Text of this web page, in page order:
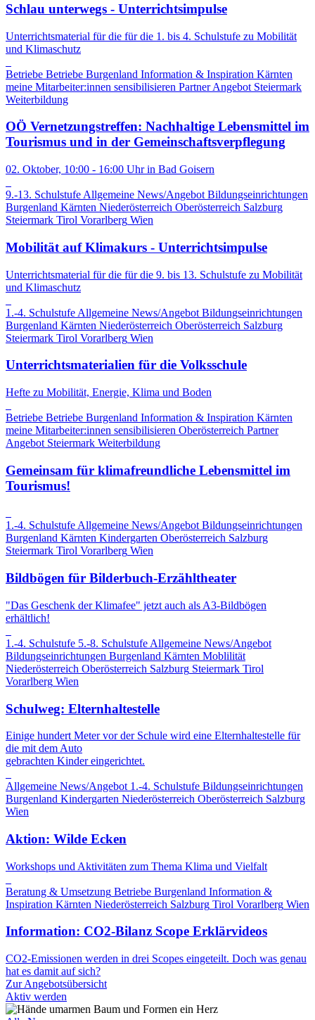
Schlau unterwegs - Unterrichtsimpulse
Unterrichtsmaterial für die für die 1. bis 4. Schulstufe zu Mobilität
und Klimaschutz
Betriebe Betriebe Burgenland Information & Inspiration Kärnten
meine Mitarbeiter:innen sensibilisieren Partner Angebot Steiermark
Weiterbildung
OÖ Vernetzungstreffen: Nachhaltige Lebensmittel im
Tourismus und in der Gemeinschaftsverpflegung
02. Oktober, 10:00 - 16:00 Uhr in Bad Goisern
9.-13. Schulstufe Allgemeine News/Angebot Bildungseinrichtungen
Burgenland Kärnten Niederösterreich Oberösterreich Salzburg
Steiermark Tirol Vorarlberg Wien
Mobilität auf Klimakurs - Unterrichtsimpulse
Unterrichtsmaterial für die für die 9. bis 13. Schulstufe zu Mobilität
und Klimaschutz
1.-4. Schulstufe Allgemeine News/Angebot Bildungseinrichtungen
Burgenland Kärnten Niederösterreich Oberösterreich Salzburg
Steiermark Tirol Vorarlberg Wien
Unterrichtsmaterialien für die Volksschule
Hefte zu Mobilität, Energie, Klima und Boden
Betriebe Betriebe Burgenland Information & Inspiration Kärnten
meine Mitarbeiter:innen sensibilisieren Oberösterreich Partner
Angebot Steiermark Weiterbildung
Gemeinsam für klimafreundliche Lebensmittel im
Tourismus!
1.-4. SchulstufeAllgemeine News/Angebot Bildungseinrichtungen
Burgenland Kärnten Kindergarten Oberösterreich Salzburg
Steiermark Tirol Vorarlberg Wien
Bildbögen für Bilderbuch-Erzähltheater
"Das Geschenk der Klimafee" jetzt auch als A3-Bildbögen
erhältlich!
1.-4. Schulstufe 5.-8. Schulstufe Allgemeine News/Angebot
Bildungseinrichtungen Burgenland Kärnten Moblilität
Niederösterreich Oberösterreich Salzburg Steiermark Tirol
Vorarlberg Wien
Schulweg: Elternhaltestelle
Einige hundert Meter vor der Schule wird eine Elternhaltestelle für
die mit dem Auto
gebrachten Kinder eingerichtet.
Allgemeine News/Angebot 1.-4. Schulstufe Bildungseinrichtungen
Burgenland Kindergarten Niederösterreich Oberösterreich Salzburg
Wien
Aktion: Wilde Ecken
Workshops und Aktivitäten zum Thema Klima und Vielfalt
Beratung & Umsetzung Betriebe Burgenland Information &
Inspiration Kärnten Niederösterreich Salzburg Tirol Vorarlberg Wien
Information: CO2-Bilanz Scope Erklärvideos
CO2-Emissionen werden in drei Scopes eingeteilt. Doch was genau
hat es damit auf sich?
Zur Angebotsübersicht
Aktiv werden